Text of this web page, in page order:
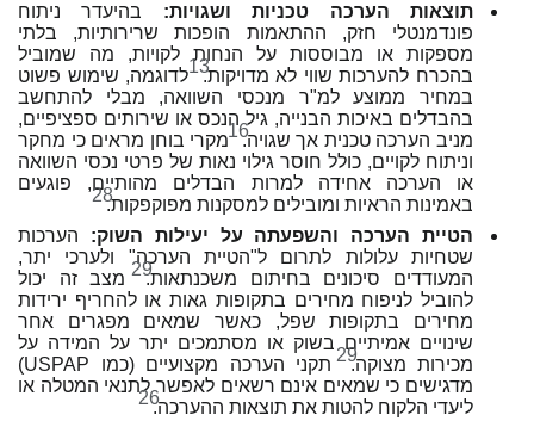
תוצאות הערכה טכניות ושגויות: בהיעדר ניתוח
פונדמנטלי חזק, ההתאמות הופכות שרירותיות, בלתי
מספקות או מבוססות על הנחות לקויות, מה שמוביל
בהכרח להערכות שווי לא מדויקות.13לדוגמה, שימוש פשוט
במחיר ממוצע למ"ר מנכסי השוואה, מבלי להתחשב
בהבדלים באיכות הבנייה, גיל הנכס או שירותים ספציפיים,
מניב הערכה טכנית אך שגויה.16מקרי בוחן מראים כי מחקר
וניתוח לקויים, כולל חוסר גילוי נאות של פרטי נכסי השוואה
או הערכה אחידה למרות הבדלים מהותיים, פוגעים
באמינות הראיות ומובילים למסקנות מפוקפקות.28
הטיית הערכה והשפעתה על יעילות השוק: הערכות
שטחיות עלולות לתרום ל"הטיית הערכה" ולערכי יתר,
המעודדים סיכונים בחיתום משכנתאות.29מצב זה יכול
להוביל לניפוח מחירים בתקופות גאות או להחריף ירידות
מחירים בתקופות שפל, כאשר שמאים מפגרים אחר
שינויים אמיתיים בשוק או מסתמכים יתר על המידה על
מכירות מצוקה.29
תקני הערכה מקצועיים (כמו USPAP)
מדגישים כי שמאים אינם רשאים לאפשר לתנאי המטלה או
ליעדי הלקוח להטות את תוצאות ההערכה.26